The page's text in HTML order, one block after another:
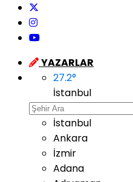
YAZARLAR
27.2°
İstanbul
İstanbul
Ankara
İzmir
Adana